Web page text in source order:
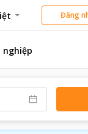
Đăng
nghiệp